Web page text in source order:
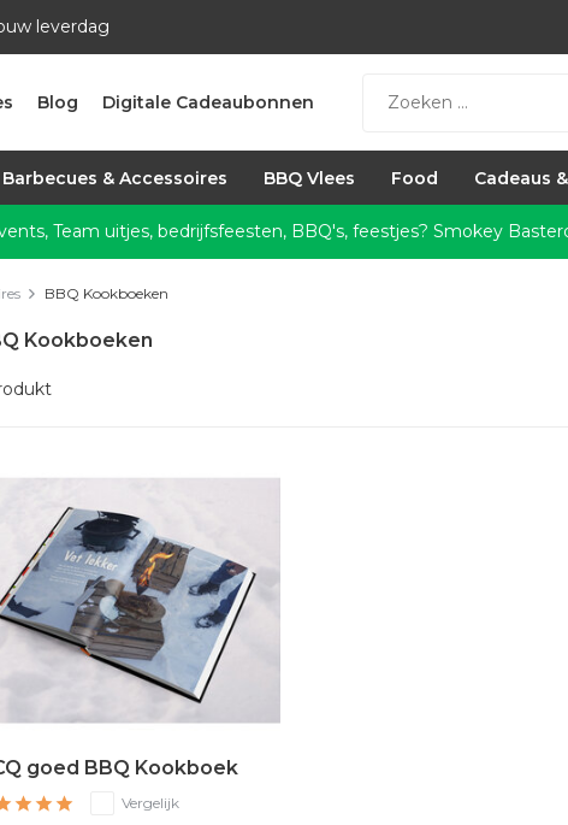
leverdag
Blog Digitale Cadeaubonnen
Barbecues & Accessoires BBQ Vlees Food Cadeaus
Team uitjes, bedrijfsfeesten, BBQ's, feestjes? Smokey
BBQ Kookboeken
Kookboeken
goed BBQ Kookboek
Vergelijk